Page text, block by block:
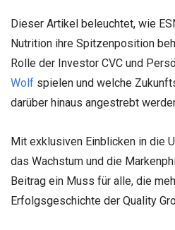
Dieser Artikel beleuchtet, wie
Nutrition ihre Spitzenposition
Rolle der Investor CVC und
Wolf spielen und welche
darüber hinaus angestrebt
Mit exklusiven Einblicken in die
das Wachstum und die
Beitrag ein Muss für alle, die
Erfolgsgeschichte der Quality